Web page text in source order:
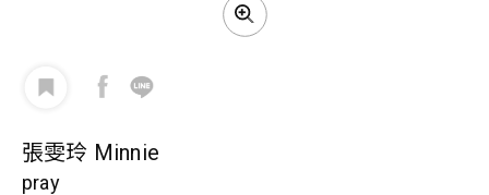
張雯玲 Minnie
pray